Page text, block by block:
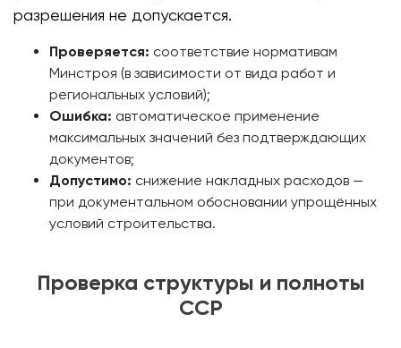
разрешения не допускается.
Проверяется: соответствие нормативам
Минстроя (в зависимости от вида работ и
региональных условий);
Ошибка: автоматическое применение
максимальных значений без подтверждающих
документов;
Допустимо: снижение накладных расходов —
при документальном обосновании упрощённых
условий строительства.
Проверка структуры и полноты
ССР